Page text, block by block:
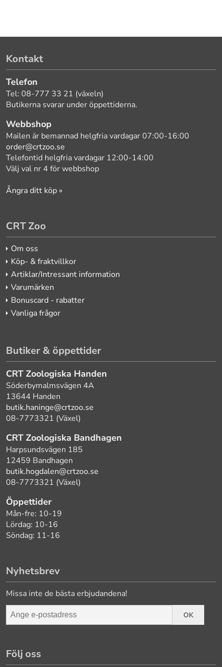
Kontakt
Telefon
Tel: 08-777 33 21 (växeln)
Butikerna svarar under öppettiderna.
Webbshop
Mailen är bemannad helgfria vardagar 07:00-16:00
order@crtzoo.se
Telefontid helgfria vardagar 12:00-14:00
Välj val nr 4 för webbshop
Ångra ditt köp »
CRT Zoo
Om oss
Köp- & fraktvillkor
Artiklar/Intressant information
Varumärken
Bonuscard - rabatter
Vanliga frågor
Butiker & öppettider
CRT Zoologiska Handen
Söderbymalmsvägen 4A
13644 Handen
butik.haninge@crtzoo.se
08-7773321 (Växel)
CRT Zoologiska Bandhagen
Harpsundsvägen 185
12459 Bandhagen
butik.hogdalen@crtzoo.se
08-7773321 (Växel)
Öppettider
Mån-fre: 10-19
Lördag: 10-16
Söndag: 11-16
Nyhetsbrev
Missa inte de bästa erbjudandena!
OK
Följ oss